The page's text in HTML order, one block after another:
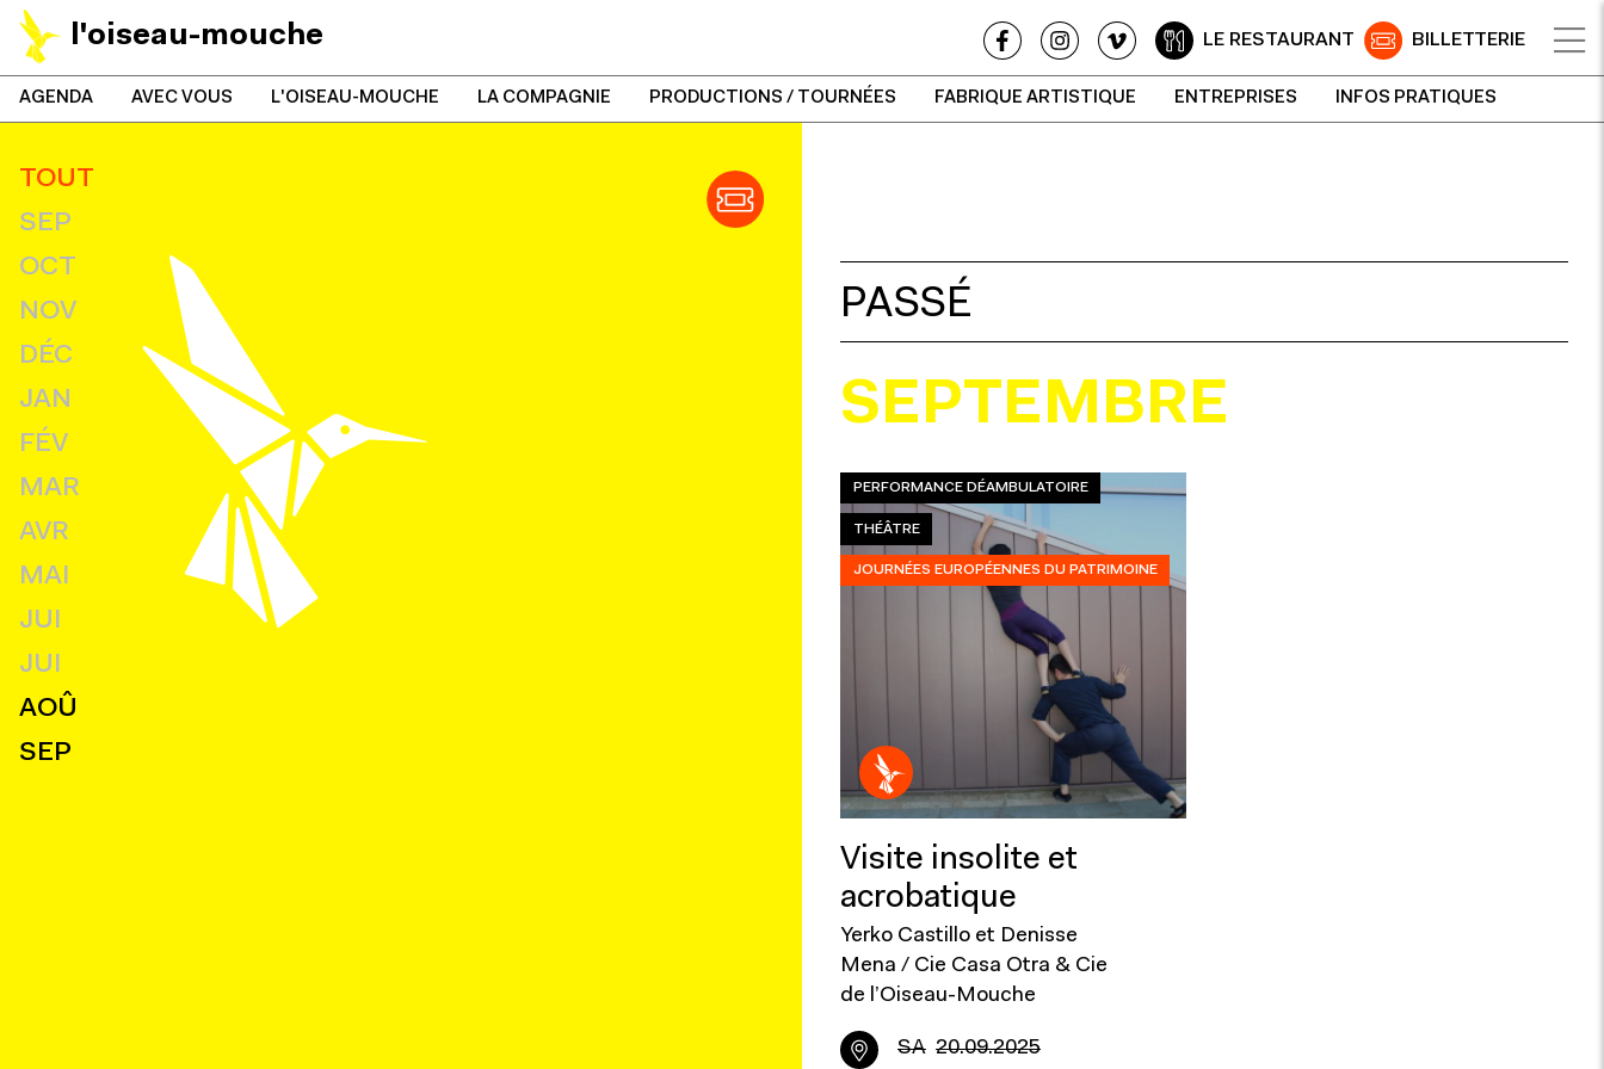
l'oiseau-mouche LE RESTAURANT BILLETTERIE
AGENDA AVEC VOUS L'OISEAU-MOUCHE LA COMPAGNIE PRODUCTIONS / TOURNÉES FABRIQUE ARTISTIQUE ENTREPRISES INFOS PRATIQUES
TOUT
SEP
OCT
NOV
DÉC
JAN
FÉV
MAR
AVR
MAI
JUI
JUI
AOÛ
SEP
PASSÉ
SEPTEMBRE
PERFORMANCE DÉAMBULATOIRE
THÉÂTRE
JOURNÉES EUROPÉENNES DU PATRIMOINE
Visite insolite et
acrobatique
Yerko Castillo et Denisse
Mena / Cie Casa Otra & Cie
de l’Oiseau-Mouche
SA 20.09.2025